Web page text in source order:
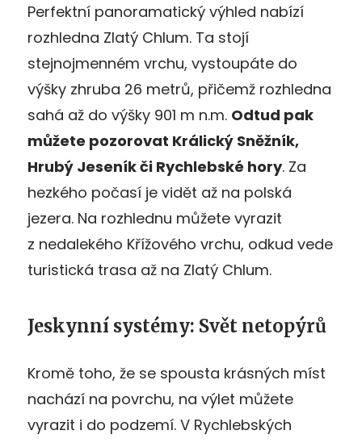
Perfektní panoramatický výhled nabízí
rozhledna Zlatý Chlum. Ta stojí
stejnojmenném vrchu, vystoupáte do
výšky zhruba 26 metrů, přičemž rozhledna
sahá až do výšky 901 m n.m. Odtud pak
můžete pozorovat Králický Sněžník,
Hrubý Jeseník či Rychlebské hory. Za
hezkého počasí je vidět až na polská
jezera. Na rozhlednu můžete vyrazit
z nedalekého Křížového vrchu, odkud vede
turistická trasa až na Zlatý Chlum.
Jeskynní systémy: Svět netopýrů
Kromě toho, že se spousta krásných míst
nachází na povrchu, na výlet můžete
vyrazit i do podzemí. V Rychlebských